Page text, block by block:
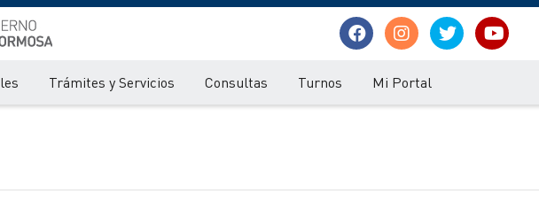
Trámites y Servicios Consultas Turnos Mi Portal